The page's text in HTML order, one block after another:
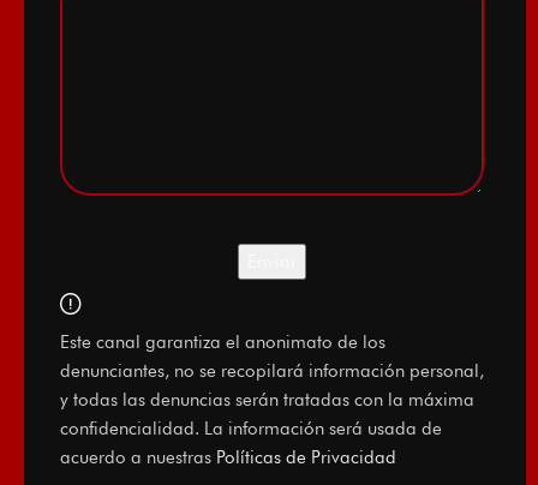
Este canal garantiza el anonimato de los
denunciantes, no se recopilará información personal,
y todas las denuncias serán tratadas con la máxima
confidencialidad. La información será usada de
acuerdo a nuestras Políticas de Privacidad